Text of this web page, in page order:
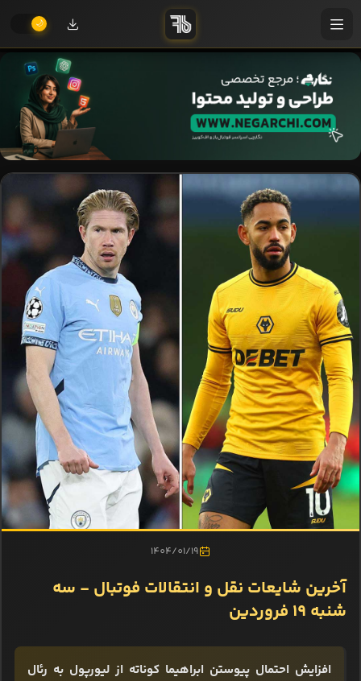
1404/01/19
آخرین شایعات نقل و انتقالات فوتبال - سه
شنبه 19 فروردین
افزایش احتمال پیوستن ابراهیما کوناته از لیورپول به رئال